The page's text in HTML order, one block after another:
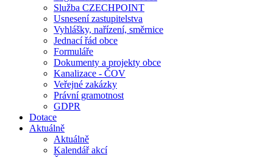
Služba CZECHPOINT
Usnesení zastupitelstva
Vyhlášky, nařízení, směrnice
Jednací řád obce
Formuláře
Dokumenty a projekty obce
Kanalizace - ČOV
Veřejné zakázky
Právní gramotnost
GDPR
Dotace
Aktuálně
Aktuálně
Kalendář akcí